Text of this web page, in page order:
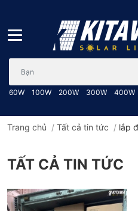
60W 100W 200W 300W 400W
Trang chủ / Tất cả tin tức / lắp
TẤT CẢ TIN TỨC